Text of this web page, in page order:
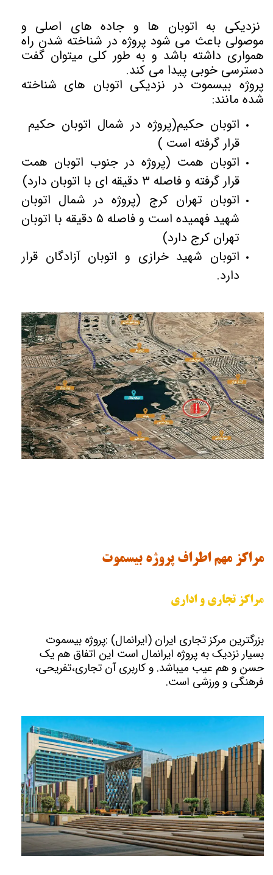
نزدیکی به اتوبان ها و جاده های اصلی و
موصولی باعث می شود پروژه در شناخته شدن راه
همواری داشته باشد و به طور کلی میتوان گفت
دسترسی خوبی پیدا می کند.
پروژه بیسموت در نزدیکی اتوبان های شناخته
شده مانند:
اتوبان حکیم(پروژه در شمال اتوبان حکیم
قرار گرفته است )
اتوبان همت (پروژه در جنوب اتوبان همت
قرار گرفته و فاصله ۳ دقیقه ای با اتوبان دارد)
اتوبان تهران کرج (پروژه در شمال اتوبان
شهید فهمیده است و فاصله ۵ دقیقه با اتوبان
تهران کرج دارد)
اتوبان شهید خرازی و اتوبان آزادگان قرار
دارد.
مراکز مهم اطراف پروژه بیسموت
مراکز تجاری و اداری
بزرگترین مرکز تجاری ایران (ایرانمال) :پروژه بیسموت
بسیار نزدیک به پروژه ایرانمال است این اتفاق هم یک
حسن و هم عیب میباشد. و کاربری آن تجاری،تفریحی،
فرهنگی و ورزشی است.